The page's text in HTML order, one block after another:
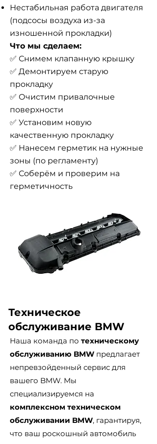
Нестабильная работа двигателя
(подсосы воздуха из-за
изношенной прокладки)
Что мы сделаем:
✅ Снимем клапанную крышку
✅ Демонтируем старую
прокладку
✅ Очистим привалочные
поверхности
✅ Установим новую
качественную прокладку
✅ Нанесем герметик на нужные
зоны (по регламенту)
✅ Соберём и проверим на
герметичность
Техническое
обслуживание BMW
Наша команда по техническому
обслуживанию BMW предлагает
непревзойденный сервис для
вашего BMW. Мы
специализируемся на
комплексном техническом
обслуживании BMW, гарантируя,
что ваш роскошный автомобиль